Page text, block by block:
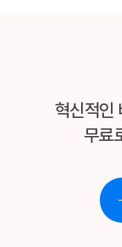
혁신적인
무료